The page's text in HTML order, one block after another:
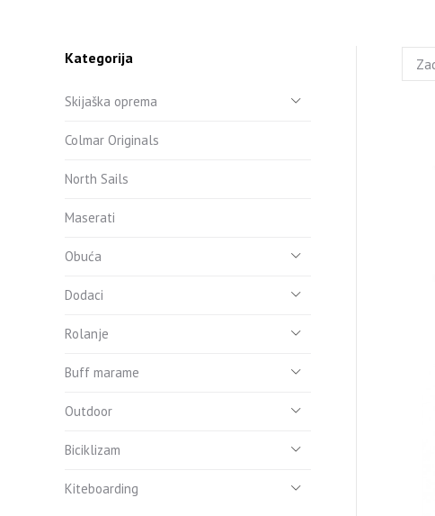
Kategorija
Skijaška oprema
Colmar Originals
North Sails
Maserati
Obuća
Dodaci
Rolanje
Buff marame
Outdoor
Biciklizam
Kiteboarding